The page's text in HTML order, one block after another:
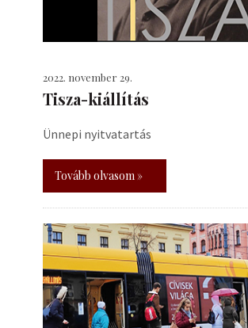
2022. november 29.
Tisza-kiállítás
Ünnepi nyitvatartás
Tovább olvasom »